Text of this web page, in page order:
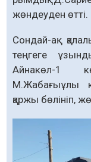
жөндеуден өтті.
Сондай-ақ
теңгеге
Айнакөл-1
М.Жабағыұлы
қаржы бөлініп,